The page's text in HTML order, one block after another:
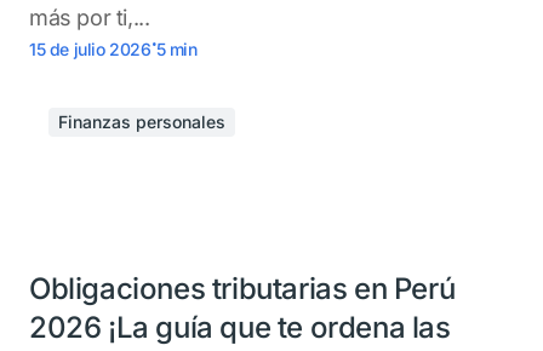
más por ti,...
15 de julio 2026.5 min
Finanzas personales
Obligaciones tributarias en Perú
2026 ¡La guía que te ordena las